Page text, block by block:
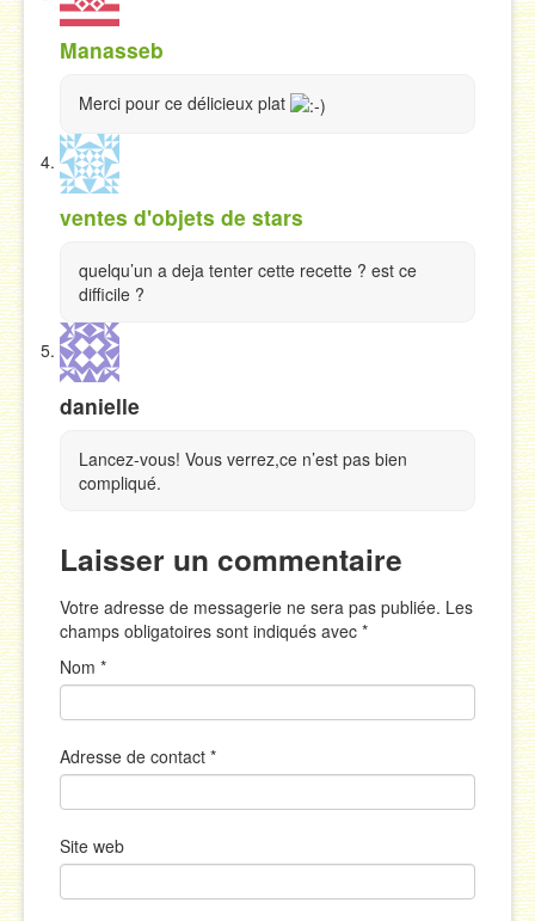
Manasseb
Merci pour ce délicieux plat
ventes d'objets de stars
quelqu’un a deja tenter cette recette ? est ce
difficile ?
danielle
Lancez-vous! Vous verrez,ce n’est pas bien
compliqué.
Laisser un commentaire
Votre adresse de messagerie ne sera pas publiée. Les
champs obligatoires sont indiqués avec *
Nom *
Adresse de contact *
Site web